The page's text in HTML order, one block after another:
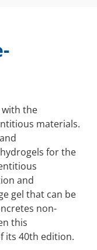
with the
materials.
for the
and
gel that can be
non-
this
its 40th edition.